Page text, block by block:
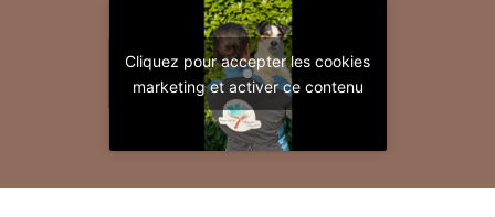
Cliquez pour accepter les cookies
marketing et activer ce contenu